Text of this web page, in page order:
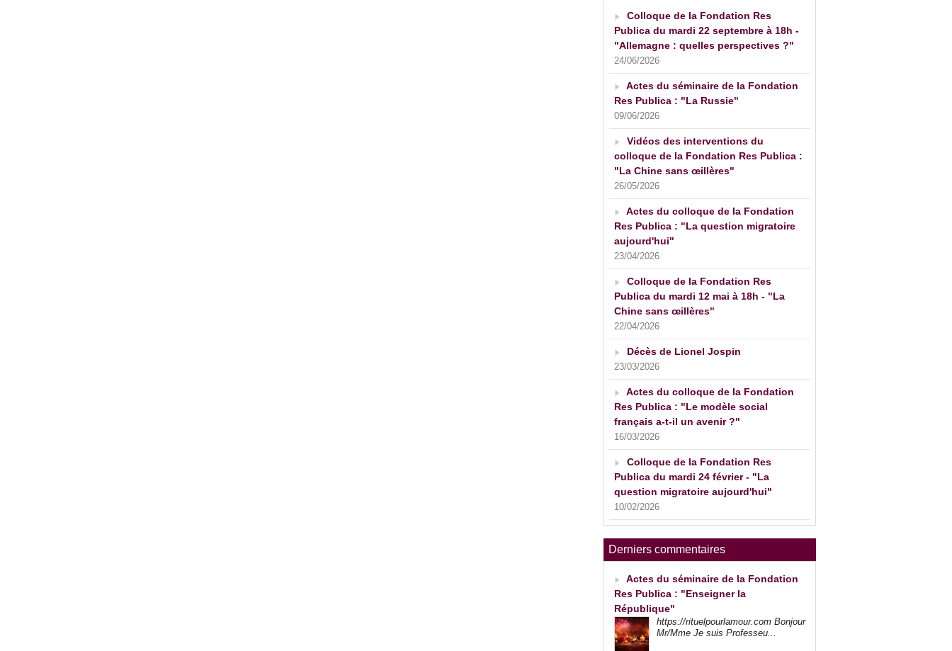
Colloque de la Fondation Res
Publica du mardi 22 septembre à 18h -
"Allemagne : quelles perspectives ?"
24/06/2026
Actes du séminaire de la Fondation
Res Publica : "La Russie"
09/06/2026
Vidéos des interventions du
colloque de la Fondation Res Publica :
"La Chine sans œillères"
26/05/2026
Actes du colloque de la Fondation
Res Publica : "La question migratoire
aujourd'hui"
23/04/2026
Colloque de la Fondation Res
Publica du mardi 12 mai à 18h - "La
Chine sans œillères"
22/04/2026
Décès de Lionel Jospin
23/03/2026
Actes du colloque de la Fondation
Res Publica : "Le modèle social
français a-t-il un avenir ?"
16/03/2026
Colloque de la Fondation Res
Publica du mardi 24 février - "La
question migratoire aujourd'hui"
10/02/2026
Derniers commentaires
Actes du séminaire de la Fondation
Res Publica : "Enseigner la
République"
https://rituelpourlamour.com Bonjour
Mr/Mme Je suis Professeu...